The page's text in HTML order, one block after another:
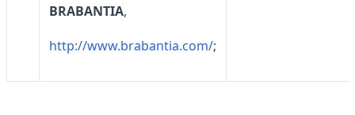
BRABANTIA,
http://www.brabantia.com/;